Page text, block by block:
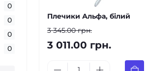
0
0
0
0
Плечики Альфа, білий
3 345.00 грн.
3 011.00 грн.